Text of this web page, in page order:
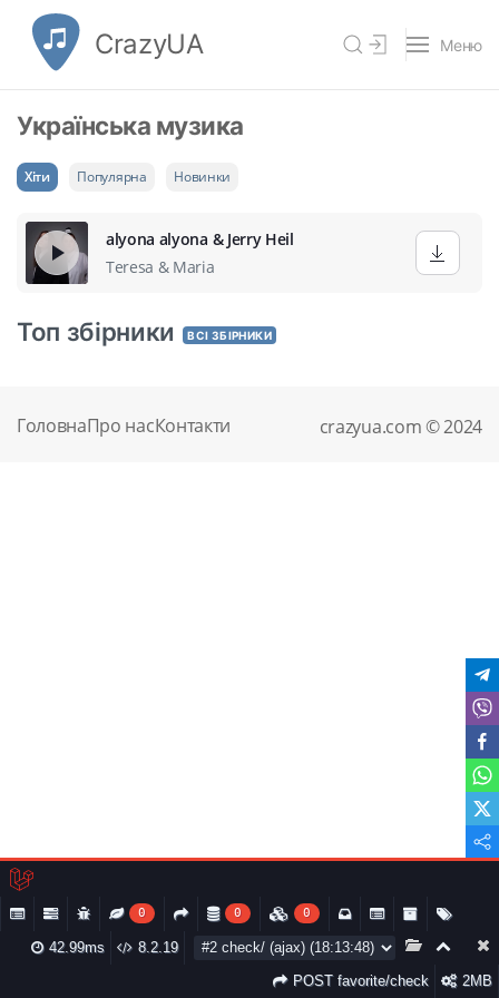
CrazyUA Меню
Українська музика
Хіти Популярна Новинки
alyona alyona & Jerry Heil
Teresa & Maria
Топ збірники ВСІ ЗБІРНИКИ
ГоловнаПро насКонтакти crazyua.com © 2024
0 0 0
8.2.19
42.99ms
2MB
POST favorite/check